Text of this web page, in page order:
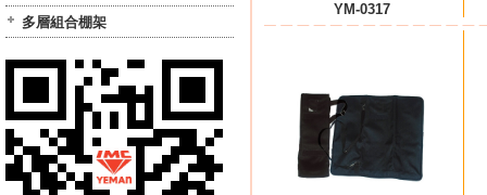
多層組合棚架
YM-0317